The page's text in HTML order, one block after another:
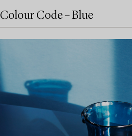
Colour Code – Blue